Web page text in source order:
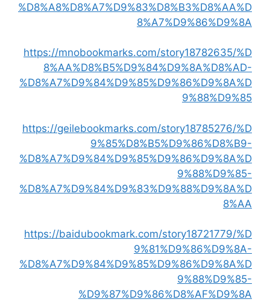
%D8%A8%D8%A7%D9%83%D8%B3%D8%AA%D
8%A7%D9%86%D9%8A
https://mnobookmarks.com/story18782635/%D
8%AA%D8%B5%D9%84%D9%8A%D8%AD-
%D8%A7%D9%84%D9%85%D9%86%D9%8A%D
9%88%D9%85
https://geilebookmarks.com/story18785276/%D
9%85%D8%B5%D9%86%D8%B9-
%D8%A7%D9%84%D9%85%D9%86%D9%8A%D
9%88%D9%85-
%D8%A7%D9%84%D9%83%D9%88%D9%8A%D
8%AA
https://baidubookmark.com/story18721779/%D
9%81%D9%86%D9%8A-
%D8%A7%D9%84%D9%85%D9%86%D9%8A%D
9%88%D9%85-
%D9%87%D9%86%D8%AF%D9%8A